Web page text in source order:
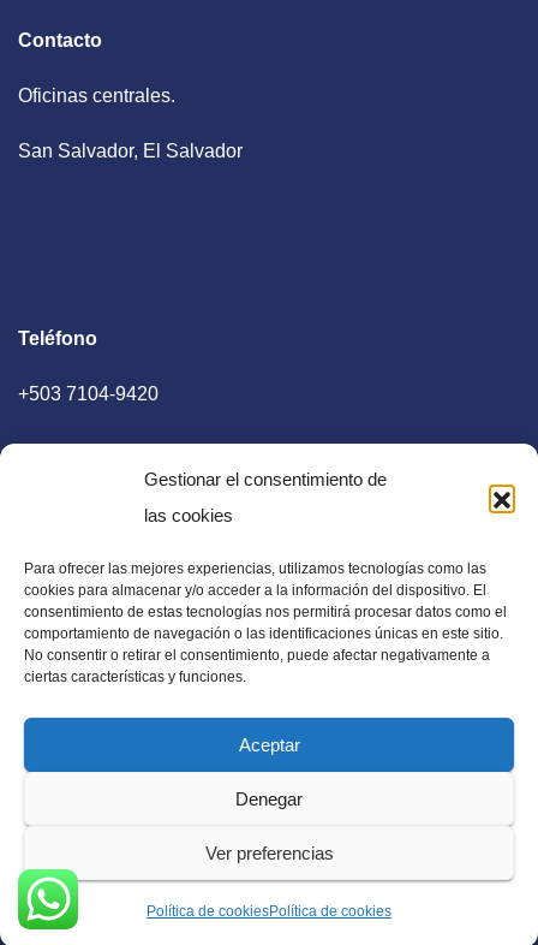
Gestionar el consentimiento de
las cookies
Para ofrecer las mejores experiencias, utilizamos tecnologías como las
cookies para almacenar y/o acceder a la información del dispositivo. El
consentimiento de estas tecnologías nos permitirá procesar datos como el
comportamiento de navegación o las identificaciones únicas en este sitio.
No consentir o retirar el consentimiento, puede afectar negativamente a
ciertas características y funciones.
Aceptar
Denegar
Ver preferencias
Política de cookiesPolítica de cookies
Contacto
Oficinas centrales.
San Salvador, El Salvador
Teléfono
+503 7104-9420
E-mail
diaadia.redaccion@gmail.com